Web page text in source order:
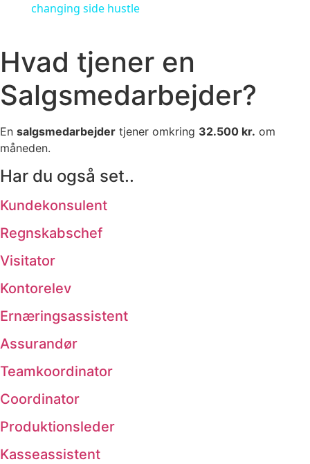
changing side hustle
Hvad tjener en
Salgsmedarbejder?
En salgsmedarbejder tjener omkring 32.500 kr. om
måneden.
Har du også set..
Kundekonsulent
Regnskabschef
Visitator
Kontorelev
Ernæringsassistent
Assurandør
Teamkoordinator
Coordinator
Produktionsleder
Kasseassistent